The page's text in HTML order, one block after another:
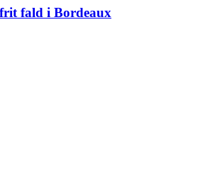
fald i Bordeaux